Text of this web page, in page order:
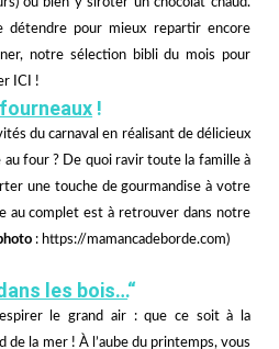
détendre pour mieux repartir encore
notre sélection bibli du mois pour
ICI !
!
du carnaval en réalisant de délicieux
au four ? De quoi ravir toute la famille à
une touche de gourmandise à votre
au complet est à retrouver dans notre
: https://mamancadeborde.com)
les bois…“
le grand air : que ce soit à la
de la mer ! À l’aube du printemps, vous